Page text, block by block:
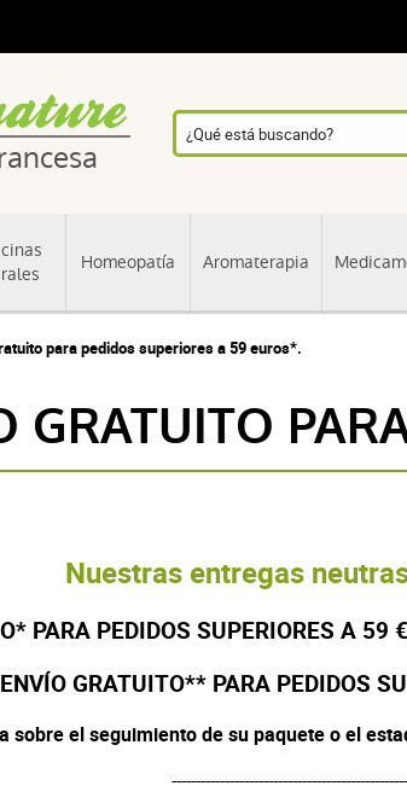
Homeopatía Aromaterapia
para pedidos superiores a 59 euros*.
GRATUITO
Nuestras entregas
PARA PEDIDOS SUPERIORES A 59
ENVÍO GRATUITO** PARA PEDIDOS
sobre el seguimiento de su paquete o el